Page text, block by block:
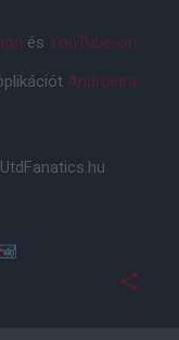
és YouTube-on
Androidra